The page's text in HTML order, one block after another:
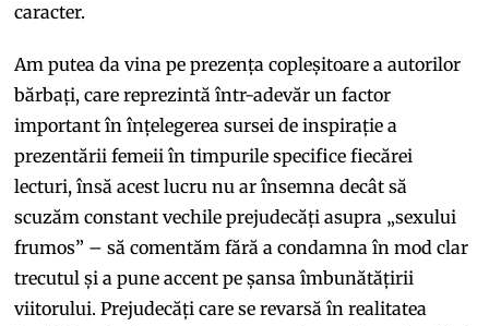
caracter.
Am putea da vina pe prezența copleșitoare a autorilor
bărbați, care reprezintă într-adevăr un factor
important în înțelegerea sursei de inspirație a
prezentării femeii în timpurile specifice fiecărei
lecturi, însă acest lucru nu ar însemna decât să
scuzăm constant vechile prejudecăți asupra „sexului
frumos” – să comentăm fără a condamna în mod clar
trecutul și a pune accent pe șansa îmbunătățirii
viitorului. Prejudecăți care se revarsă în realitatea